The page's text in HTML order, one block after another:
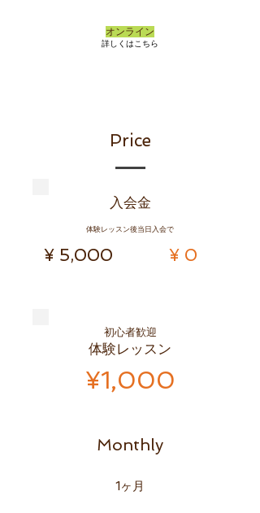
オンライン
詳しくはこちら
Price
​入会金
体験レッスン後当日入会で
¥ 5,000 ​¥ 0
初心者歓迎
体験レッスン
¥1,000
Monthly
​1ヶ月